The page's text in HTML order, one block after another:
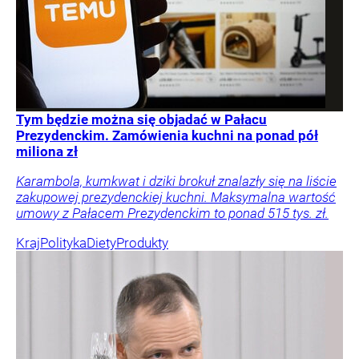
Tym będzie można się objadać w Pałacu
Prezydenckim. Zamówienia kuchni na ponad pół
miliona zł
Karambola, kumkwat i dziki brokuł znalazły się na liście
zakupowej prezydenckiej kuchni. Maksymalna wartość
umowy z Pałacem Prezydenckim to ponad 515 tys. zł.
KrajPolitykaDietyProdukty